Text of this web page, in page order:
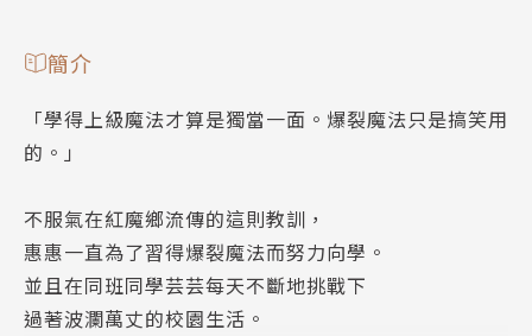
簡介
「學得上級魔法才算是獨當一面。爆裂魔法只是搞笑用
的。」
不服氣在紅魔鄉流傳的這則教訓，
惠惠一直為了習得爆裂魔法而努力向學。
並且在同班同學芸芸每天不斷地挑戰下
過著波瀾萬丈的校園生活。